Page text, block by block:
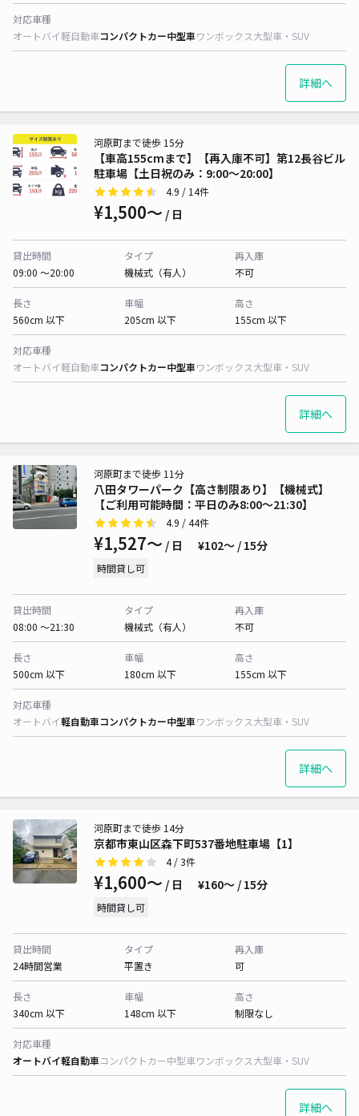
対応車種
オートバイ軽自動車コンパクトカー中型車ワンボックス大型車・SUV
詳細へ
【車高155cmまで】【再入庫不可】第12長谷ビル
駐車場【土日祝のみ：9:00～20:00】
河原町まで徒歩 15分
4.9 / 14件
¥1,500〜 / 日
貸出時間
09:00 〜20:00
タイプ
機械式（有人）
再入庫
不可
長さ
560cm 以下
車幅
205cm 以下
高さ
155cm 以下
対応車種
オートバイ軽自動車コンパクトカー中型車ワンボックス大型車・SUV
詳細へ
八田タワーパーク【高さ制限あり】【機械式】
【ご利用可能時間：平日のみ8:00～21:30】
河原町まで徒歩 11分
4.9 / 44件
¥1,527〜 / 日 ¥102〜 / 15分
時間貸し可
貸出時間
08:00 〜21:30
タイプ
機械式（有人）
再入庫
不可
長さ
500cm 以下
車幅
180cm 以下
高さ
155cm 以下
対応車種
オートバイ軽自動車コンパクトカー中型車ワンボックス大型車・SUV
詳細へ
京都市東山区森下町537番地駐車場【1】
河原町まで徒歩 14分
4/ 3件
¥1,600〜 / 日 ¥160〜 / 15分
時間貸し可
貸出時間
24時間営業
タイプ
平置き
再入庫
可
長さ
340cm 以下
車幅
148cm 以下
高さ
制限なし
対応車種
オートバイ軽自動車コンパクトカー中型車ワンボックス大型車・SUV
詳細へ